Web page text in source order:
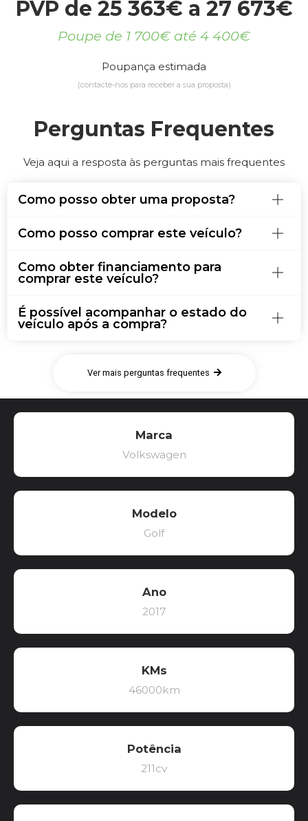
PVP de 25 363€ a 27 673€
Poupe de 1 700€ até 4 400€
Poupança estimada
(contacte-nos para receber a sua proposta)
Perguntas Frequentes
Veja aqui a resposta às perguntas mais frequentes
Como posso obter uma proposta?
Como posso comprar este veículo?
Como obter financiamento para
comprar este veículo?
É possível acompanhar o estado do
veículo após a compra?
Ver mais perguntas frequentes
Marca
Volkswagen
Modelo
Golf
Ano
2017
KMs
46000km
Potência
211cv